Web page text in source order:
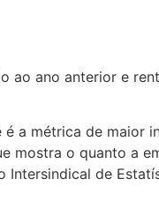
ao ano anterior e
a métrica de maior
mostra o quanto a
de